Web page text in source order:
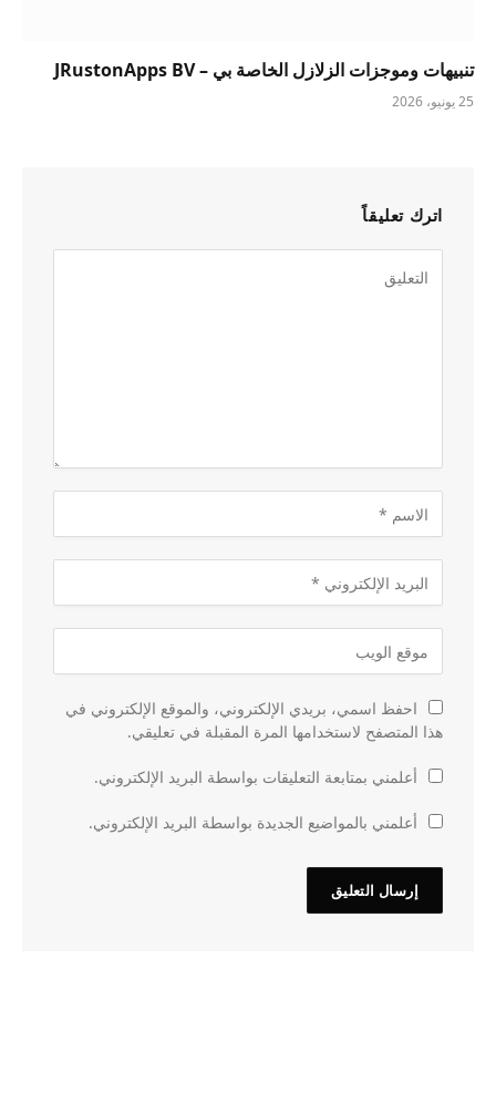
تنبيهات وموجزات الزلازل الخاصة بي – JRustonApps BV
25 يونيو، 2026
اترك تعليقاً
احفظ اسمي، بريدي الإلكتروني، والموقع الإلكتروني في
هذا المتصفح لاستخدامها المرة المقبلة في تعليقي.
أعلمني بمتابعة التعليقات بواسطة البريد الإلكتروني.
أعلمني بالمواضيع الجديدة بواسطة البريد الإلكتروني.